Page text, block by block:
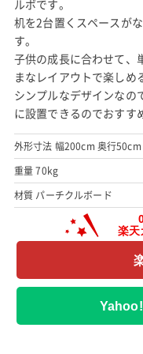
ルボです。
机を2台置くスペースが
す。
子供の成長に合わせて、
まなレイアウトで楽しめ
シンプルなデザインなの
に設置できるのでおすす
外形寸法 幅200cm 奥行
重量 70kg
材質 パーチクルボード